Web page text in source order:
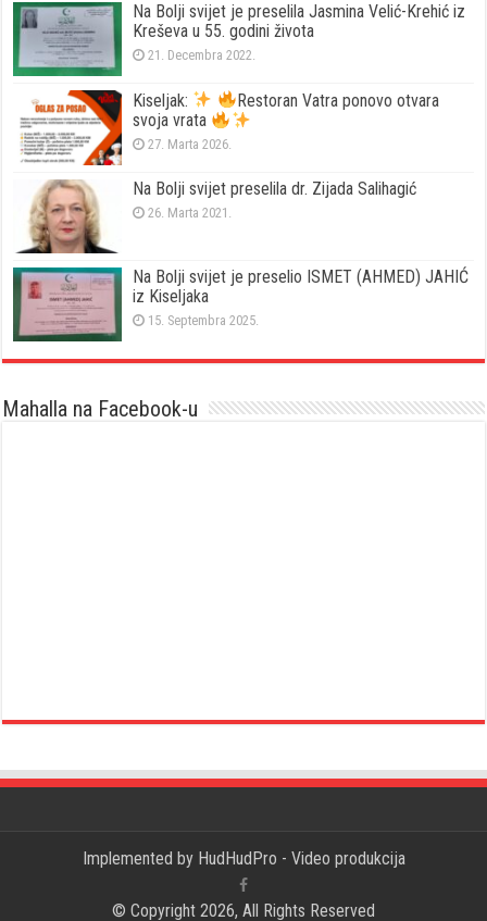
Na Bolji svijet je preselila Jasmina Velić-Krehić iz
Kreševa u 55. godini života
21. Decembra 2022.
Kiseljak:
Restoran Vatra ponovo otvara
svoja vrata
27. Marta 2026.
Na Bolji svijet preselila dr. Zijada Salihagić
26. Marta 2021.
Na Bolji svijet je preselio ISMET (AHMED) JAHIĆ
iz Kiseljaka
15. Septembra 2025.
Mahalla na Facebook-u
Implemented by HudHudPro - Video produkcija
© Copyright 2026, All Rights Reserved